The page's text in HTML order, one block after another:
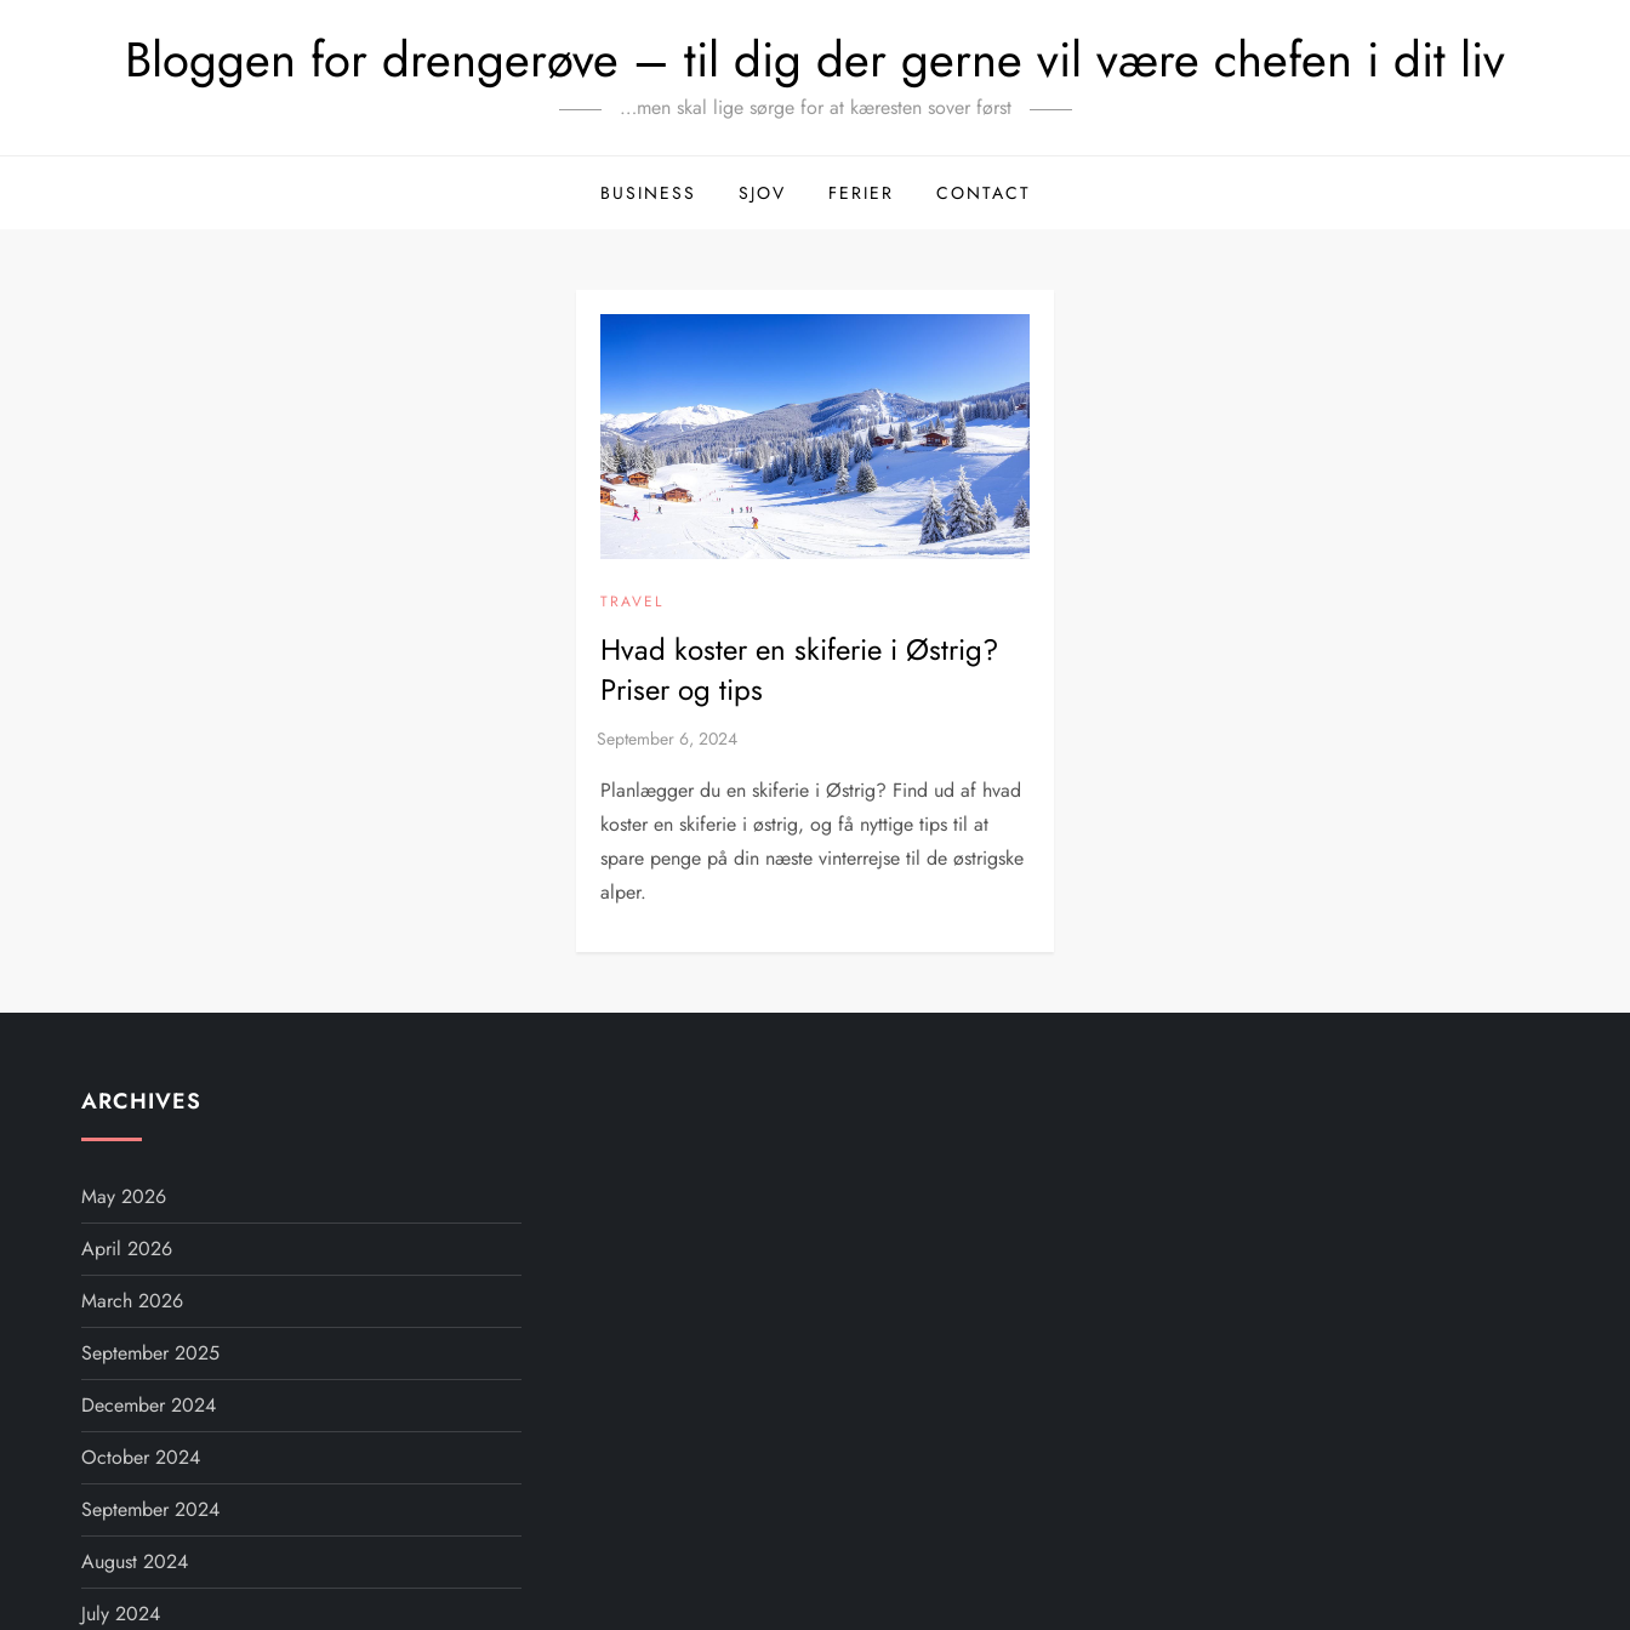
Bloggen for drengerøve – til dig der gerne vil være chefen i dit liv
…men skal lige sørge for at kæresten sover først
BUSINESS SJOV FERIER CONTACT
TRAVEL
Hvad koster en skiferie i Østrig?
Priser og tips
Planlægger du en skiferie i Østrig? Find ud af hvad
koster en skiferie i østrig, og få nyttige tips til at
spare penge på din næste vinterrejse til de østrigske
alper.
ARCHIVES
May 2026
April 2026
March 2026
September 2025
December 2024
October 2024
September 2024
August 2024
July 2024